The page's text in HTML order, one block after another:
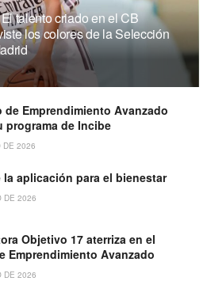
talento criado en el CB
los colores de la Selección
de Emprendimiento Avanzado
programa de Incibe
DE 2026
la aplicación para el bienestar
DE 2026
Objetivo 17 aterriza en el
Emprendimiento Avanzado
DE 2026